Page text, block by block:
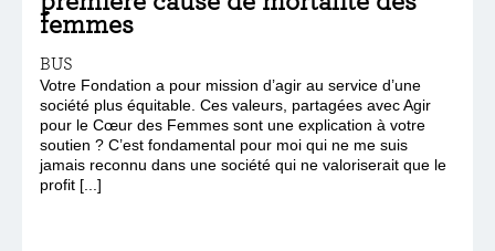
femmes
BUS
Votre Fondation a pour mission d’agir au service d’une
société plus équitable. Ces valeurs, partagées avec Agir
pour le Cœur des Femmes sont une explication à votre
soutien ? C’est fondamental pour moi qui ne me suis
jamais reconnu dans une société qui ne valoriserait que le
profit [...]